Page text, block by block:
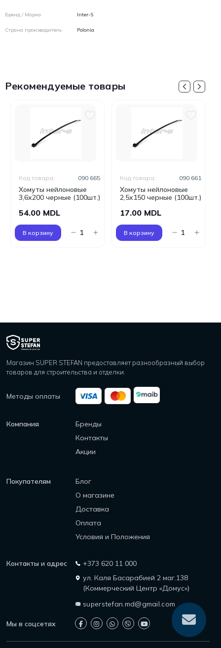
Бренд / Марка Inter-S
Страна производитель Polonia
Рекомендуемые товары
Хомуты нейлоновые
3,6x200 черные (100шт.)
Код товара: 090 665
54.00 MDL
В корзину
Хомуты нейлоновые
2,5x150 черные (100шт.)
Код товара: 090 661
17.00 MDL
В корзину
Магазин SUPER STEFAN предоставляет разнообразный выбор
товаров для строительства и отделки.
Методы оплаты
Компания
Бренды
Контакты
Акции
Покупателям
Блог
О магазине
Доставка
Оплата
Условия и Положения
Контакты и адрес
+373 620 11 000
ул. Каля Басарабией 2 маг.138
(Коммерческий Центр «Домус»)
superstefan.md@gmail.com
Мы в соцсетях